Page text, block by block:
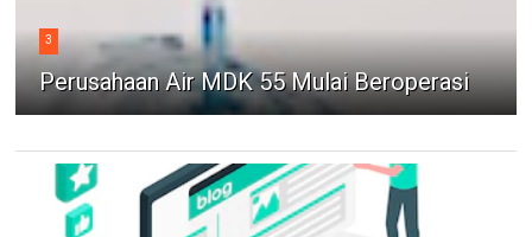
3
Perusahaan Air MDK 55 Mulai Beroperasi